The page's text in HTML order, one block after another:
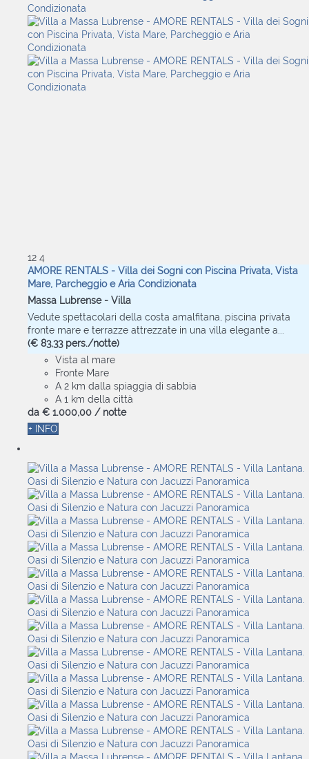
12 4
AMORE RENTALS - Villa dei Sogni con Piscina Privata, Vista
Mare, Parcheggio e Aria Condizionata
Massa Lubrense - Villa
Vedute spettacolari della costa amalfitana, piscina privata
fronte mare e terrazze attrezzate in una villa elegante a...
(€ 83,33 pers./notte)
Vista al mare
Fronte Mare
A 2 km dalla spiaggia di sabbia
A 1 km della città
da € 1.000,00 / notte
+ INFO